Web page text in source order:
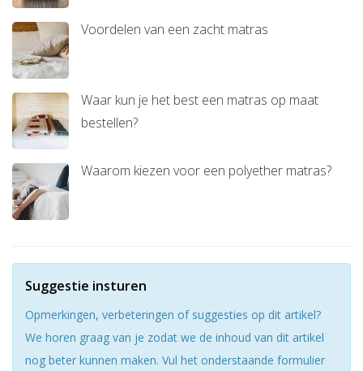
Voordelen van een zacht matras
Waar kun je het best een matras op maat
bestellen?
Waarom kiezen voor een polyether matras?
Suggestie insturen
Opmerkingen, verbeteringen of suggesties op dit artikel?
We horen graag van je zodat we de inhoud van dit artikel
nog beter kunnen maken. Vul het onderstaande formulier